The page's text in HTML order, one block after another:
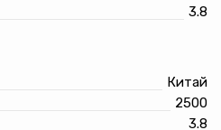
3.8
Китай
2500
3.8